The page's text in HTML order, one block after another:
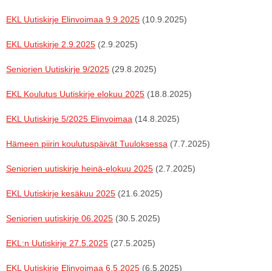
EKL Uutiskirje Elinvoimaa 9.9.2025 (10.9.2025)
EKL Uutiskirje 2.9.2025 (2.9.2025)
Seniorien Uutiskirje 9/2025 (29.8.2025)
EKL Koulutus Uutiskirje elokuu 2025 (18.8.2025)
EKL Uutiskirje 5/2025 Elinvoimaa (14.8.2025)
Hämeen piirin koulutuspäivät Tuuloksessa (7.7.2025)
Seniorien uutiskirje heinä-elokuu 2025 (2.7.2025)
EKL Uutiskirje kesäkuu 2025 (21.6.2025)
Seniorien uutiskirje 06.2025 (30.5.2025)
EKL:n Uutiskirje 27.5.2025 (27.5.2025)
EKL Uutiskirje Elinvoimaa 6.5.2025 (6.5.2025)